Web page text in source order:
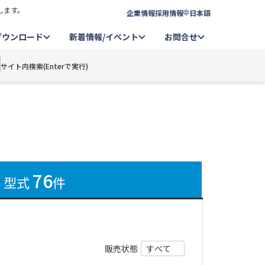
す。 企業情報採用情報 日本語
ウンロード 新着情報/イベント お問合せ
サイト内検索(Enterで実行)
型式76件
販売状態